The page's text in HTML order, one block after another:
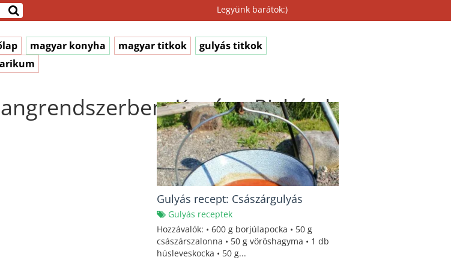
Legyünk barátok:)
magyar konyha magyar titkok
gulyás titkok
Gulyás recept: Császárgulyás
Gulyás receptek
Hozzávalók: • 600 g borjúlapocka • 50 g
császárszalonna • 50 g vöröshagyma • 1 db
húsleveskocka • 50 g...